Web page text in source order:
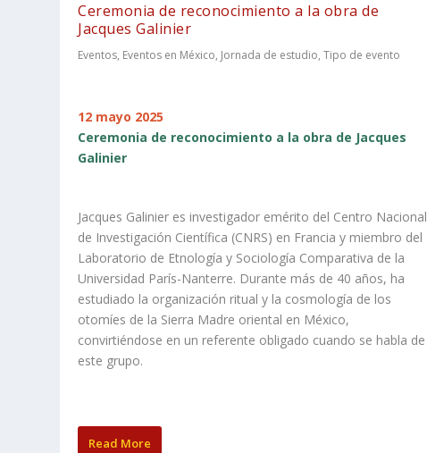
Ceremonia de reconocimiento a la obra de
Jacques Galinier
Eventos, Eventos en México, Jornada de estudio,Tipo de evento
12 mayo 2025
Ceremonia de reconocimiento a la obra de Jacques
Galinier
Jacques Galinier es investigador emérito del Centro Nacional
de Investigación Científica (CNRS) en Francia y miembro del
Laboratorio de Etnología y Sociología Comparativa de la
Universidad París-Nanterre. Durante más de 40 años, ha
estudiado la organización ritual y la cosmología de los
otomíes de la Sierra Madre oriental en México,
convirtiéndose en un referente obligado cuando se habla de
este grupo.
Read More